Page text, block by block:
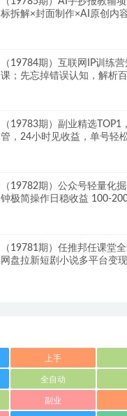
标拆解×封面制作×AI原创内
（19784期）互联网IP训练
课；先忘掉错误认知，解析
（19783期）副业精选TOP1
管，24小时见收益，单号轻
（19782期）公众号轻量化
钟极简操作日稳收益 100-
（19781期）任推邦任课堂
网盘拉新短剧小说多平台变
上手
全自动
副业